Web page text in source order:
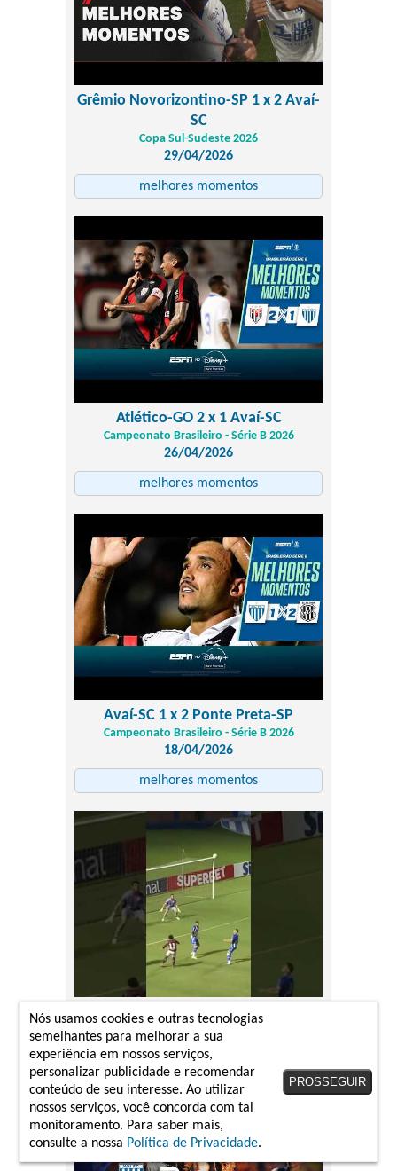
Grêmio Novorizontino-SP 1 x 2 Avaí-
SC
Copa Sul-Sudeste 2026
29/04/2026
melhores momentos
Atlético-GO 2 x 1 Avaí-SC
Campeonato Brasileiro - Série B 2026
26/04/2026
melhores momentos
Avaí-SC 1 x 2 Ponte Preta-SP
Campeonato Brasileiro - Série B 2026
18/04/2026
melhores momentos
Avaí-SC 1 x 0 Caxias-RS
Copa Sul-Sudeste 2026
15/04/2026
melhores momentos
Nós usamos cookies e outras tecnologias
semelhantes para melhorar a sua
experiência em nossos serviços,
personalizar publicidade e recomendar
conteúdo de seu interesse. Ao utilizar
nossos serviços, você concorda com tal
monitoramento. Para saber mais,
consulte a nossa Política de Privacidade.
PROSSEGUIR